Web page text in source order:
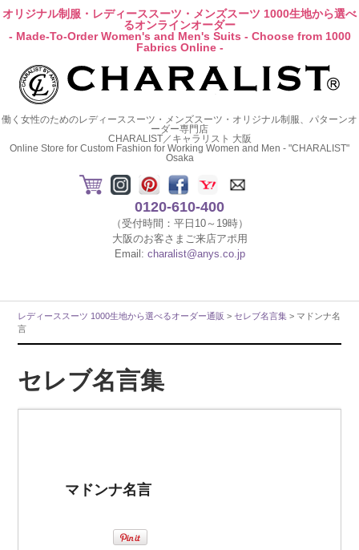
オリジナル制服・レディーススーツ・メンズスーツ 1000生地から選べ
るオンラインオーダー
- Made-To-Order Women's and Men's Suits - Choose from 1000
Fabrics Online -
働く女性のためのレディーススーツ・メンズスーツ・オリジナル制服、パターンオ
ーダー専門店
CHARALIST／キャラリスト 大阪
Online Store for Custom Fashion for Working Women and Men - "CHARALIST"
Osaka
0120-610-400
（受付時間：平日10～19時）
大阪のお客さまご来店アポ用
Email: charalist@anys.co.jp
レディーススーツ 1000生地から選べるオーダー通販 > セレブ名言集 > マドンナ名
言
セレブ名言集
マドンナ名言